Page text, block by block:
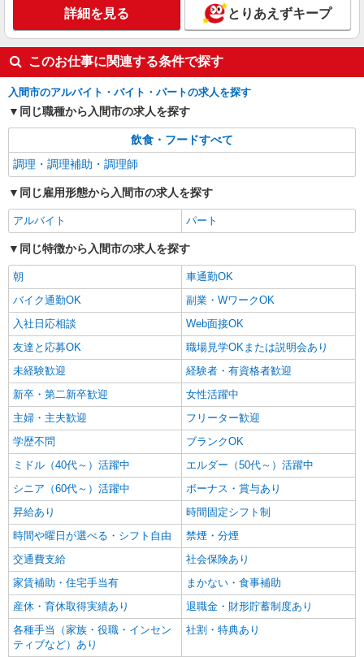
時給1,250円 ※経験によりスタート時給は変動
します。 ※AP評価制度：あり 年1回の評価によ
り時給を見直します。 ※アルバイト賞与（寸
志）：あり 年2回。勤続年数により金額UP。
ロイヤルレジデンス入間 （埼玉県入間市狭山
台2丁目2-17）
キープ 詳細を見る
株式会社HITOWA フードサービスカンパニー
福祉施設での調理師（チーフ候補）【正社員】
月給25万円〜28万円 ※給与は経験や前職給与
イリーゼ入間 （埼玉県入間市春日町1-10-26）
詳細を見る とりあえずキープ
このお仕事に関連する条件で探す
入間市のアルバイト・バイト・パートの求人を探す
同じ職種から入間市の求人を探す
飲食・フードすべて
調理・調理補助・調理師
同じ雇用形態から入間市の求人を探す
アルバイト パート
同じ特徴から入間市の求人を探す
朝
車通勤OK
バイク通勤OK
副業・WワークOK
入社日応相談
Web面接OK
友達と応募OK
職場見学OKまたは説明会あり
未経験歓迎
経験者・有資格者歓迎
新卒・第二新卒歓迎
女性活躍中
主婦・主夫歓迎
フリーター歓迎
学歴不問
ブランクOK
ミドル（40代～）活躍中
エルダー（50代～）活躍中
シニア（60代～）活躍中
ボーナス・賞与あり
昇給あり
時間固定シフト制
時間や曜日が選べる・シフト自由
禁煙・分煙
交通費支給
社会保険あり
家賃補助・住宅手当有
まかない・食事補助
産休・育休取得実績あり
退職金・財形貯蓄制度あり
各種手当（家族・役職・インセン
ティブなど）あり
社割・特典あり